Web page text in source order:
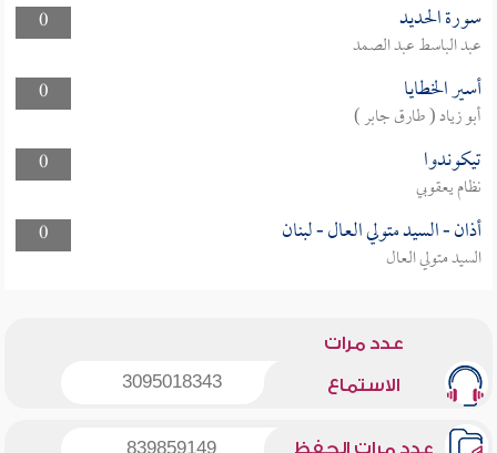
0
سورة الحديد
عبد الباسط عبد الصمد
0
أسير الخطايا
أبو زياد ( طارق جابر )
0
تيكوندوا
نظام يعقوبي
0
أذان - السيد متولي العال - لبنان
السيد متولي العال
عدد مرات
الاستماع 3095018343
عدد مرات الحفظ 839859149